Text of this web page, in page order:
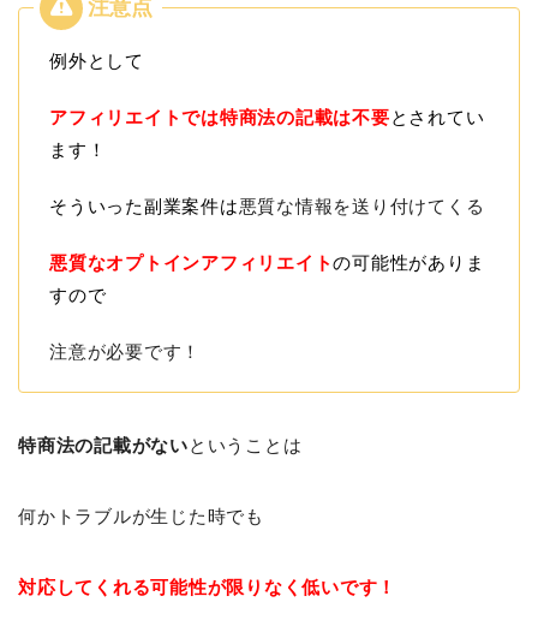
例外として
アフィリエイトでは特商法の記載は不要とされてい
ます！
そういった副業案件は悪質な情報を送り付けてくる
悪質なオプトインアフィリエイトの可能性がありま
すので
注意が必要です！
特商法の記載がないということは
何かトラブルが生じた時でも
対応してくれる可能性が限りなく低いです！